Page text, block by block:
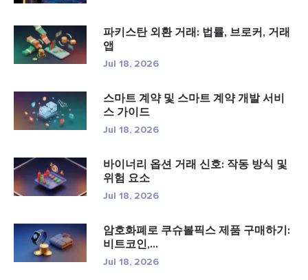
파키스탄 외환 거래: 법률, 브로커, 거래
앱
Jul 18, 2026
스마트 계약 및 스마트 계약 개발 서비
스 가이드
Jul 18, 2026
바이너리 옵션 거래 신호: 작동 방식 및
위험 요소
Jul 18, 2026
암호화폐로 쿠슈볼픽스 제품 구매하기:
비트코인,...
Jul 18, 2026